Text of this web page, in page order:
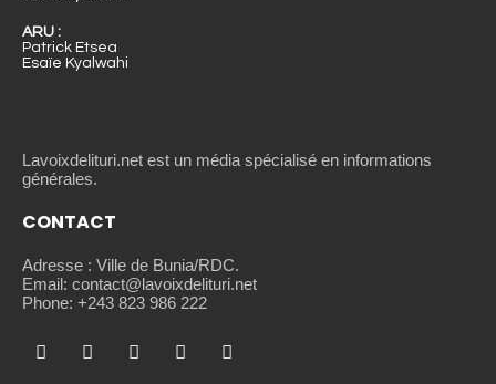
Lavoixdelituri.net est un média spécialisé en informations
générales.
CONTACT
Adresse : Ville de Bunia/RDC.
Email: contact@lavoixdelituri.net
Phone: +243 823 986 222
ARU :
Patrick Etsea
Esaïe Kyalwahi